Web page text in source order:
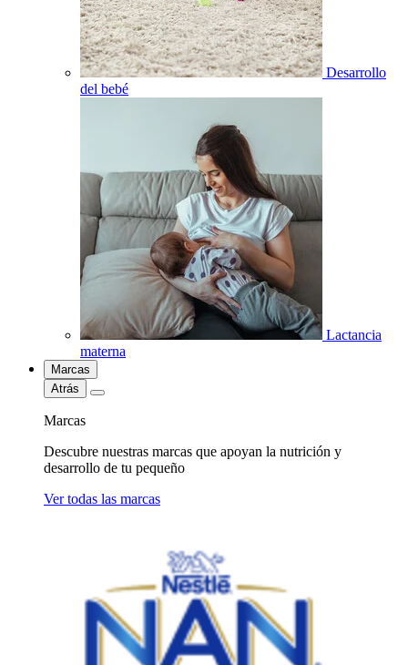
Desarrollo
del bebé
Lactancia
materna
Marcas
Atrás
Marcas
Descubre nuestras marcas que apoyan la nutrición y
desarrollo de tu pequeño
Ver todas las marcas